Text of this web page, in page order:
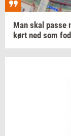
Man skal passe
kørt ned som